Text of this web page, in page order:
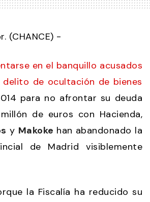
(CHANCE) -
en el banquillo acusados
de ocultación de bienes
para no afrontar su deuda
de euros con Hacienda,
y Makoke han abandonado la
de Madrid visiblemente
la Fiscalía ha reducido su